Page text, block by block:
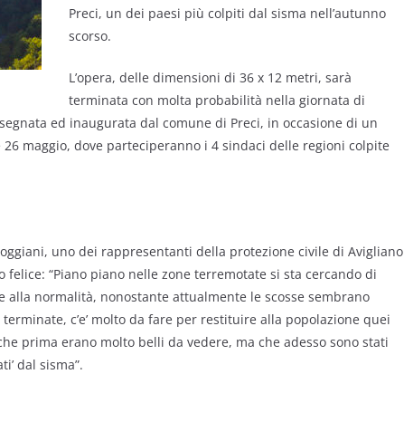
Preci, un dei paesi più colpiti dal sisma nell’autunno
scorso.
L’opera, delle dimensioni di 36 x 12 metri, sarà
terminata con molta probabilità nella giornata di
ed inaugurata dal comune di Preci, in occasione di un
maggio, dove parteciperanno i 4 sindaci delle regioni colpite
uno dei rappresentanti della protezione civile di Avigliano
felice: “Piano piano nelle zone terremotate si sta cercando di
alla normalità, nonostante attualmente le scosse sembrano
terminate, c’e’ molto da fare per restituire alla popolazione quei
prima erano molto belli da vedere, ma che adesso sono stati
dal sisma”.